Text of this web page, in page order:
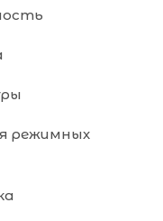
режимных